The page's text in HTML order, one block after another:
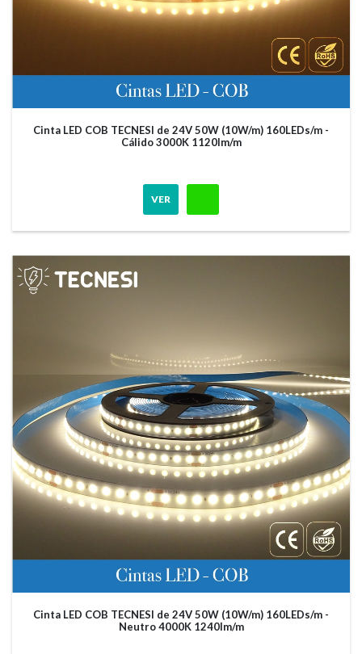
Cinta LED COB TECNESI de 24V 50W (10W/m) 160LEDs/m -
Cálido 3000K 1120lm/m
VER
Cinta LED COB TECNESI de 24V 50W (10W/m) 160LEDs/m -
Neutro 4000K 1240lm/m